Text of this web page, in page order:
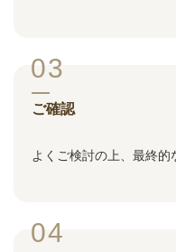
03
ご確認
よくご検討の上、最終的
04